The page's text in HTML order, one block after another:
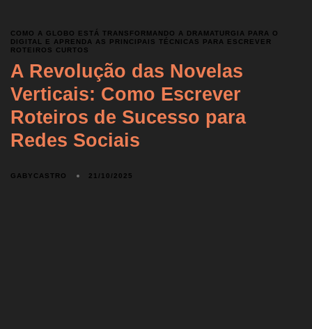
COMO A GLOBO ESTÁ TRANSFORMANDO A DRAMATURGIA PARA O
DIGITAL E APRENDA AS PRINCIPAIS TÉCNICAS PARA ESCREVER
ROTEIROS CURTOS
A Revolução das Novelas
Verticais: Como Escrever
Roteiros de Sucesso para
Redes Sociais
GABYCASTRO 21/10/2025